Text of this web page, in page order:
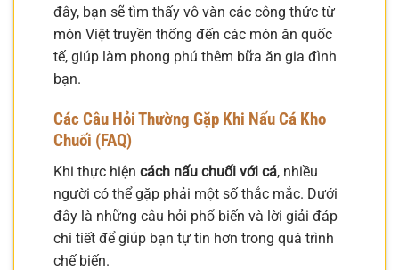
đây, bạn sẽ tìm thấy vô vàn các công thức từ
món Việt truyền thống đến các món ăn quốc
tế, giúp làm phong phú thêm bữa ăn gia đình
bạn.
Các Câu Hỏi Thường Gặp Khi Nấu Cá Kho
Chuối (FAQ)
Khi thực hiện cách nấu chuối với cá, nhiều
người có thể gặp phải một số thắc mắc. Dưới
đây là những câu hỏi phổ biến và lời giải đáp
chi tiết để giúp bạn tự tin hơn trong quá trình
chế biến.